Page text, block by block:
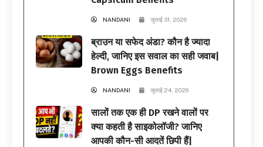
NANDANI जुलाई 31, 2026
ब्राउन या सफेद अंडा? कौन है ज्यादा
हेल्दी, जानिए इस सवाल का सही जवाब|
Brown Eggs Benefits
NANDANI जुलाई 24, 2026
सालों तक एक ही DP रखने वालों पर
क्या कहती है साइकोलॉजी? जानिए
आपकी कौन-सी आदतें छिपी हैं|